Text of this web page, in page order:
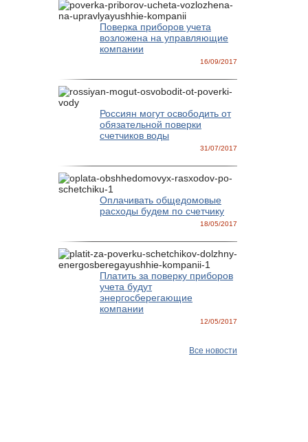
Поверка приборов учета
возложена на управляющие
компании
16/09/2017
Россиян могут освободить от
обязательной поверки
счетчиков воды
31/07/2017
Оплачивать общедомовые
расходы будем по счетчику
18/05/2017
Платить за поверку приборов
учета будут
энергосберегающие
компании
12/05/2017
Все новости